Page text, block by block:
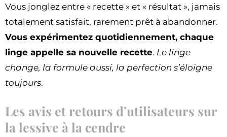
Vous jonglez entre « recette » et « résultat », jamais
totalement satisfait, rarement prêt à abandonner.
Vous expérimentez quotidiennement, chaque
linge appelle sa nouvelle recette. Le linge
change, la formule aussi, la perfection s’éloigne
toujours.
Les avis et retours d’utilisateurs sur
la lessive à la cendre